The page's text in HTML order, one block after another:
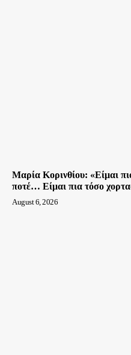
Μαρία Κορινθίου: «Είμαι
ποτέ… Είμαι πια τόσο
August 6, 2026